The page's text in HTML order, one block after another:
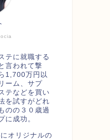
テに就職する
言われて撃
1,700万円以
ーム、サプ
テなどを買い
を試すがどれ
のの３０歳過
に成功。
オリジナルの